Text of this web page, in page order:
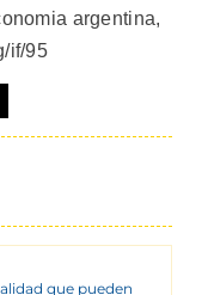
argentina,
if/95
que pueden